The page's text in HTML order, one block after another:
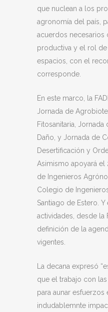
que nuclean a los
agronomía del país,
acuerdos necesarios
productiva y el rol
espacios, con el
corresponde.
En este marco, la
Jornada de
Fitosanitaria,
Daño, y Jornada de
Desertificación y
Asimismo apoyará el
de Ingenieros
Colegio de
Santiago de Estero. Y
actividades, desde la
definición de la
vigentes.
La decana expresó
que el trabajo con
para aunar
indudablemnte